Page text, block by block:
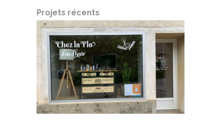
Projets récents
AUTOCOLLANTS DE VITRINE
POUR LE SALON CHEZ LA
FLO D’UN D’HAIR
Identité visuelle |Illustration | Logo